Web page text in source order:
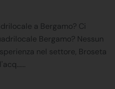
a Bergamo? Ci
Bergamo? Nessun
nel settore, Broseta